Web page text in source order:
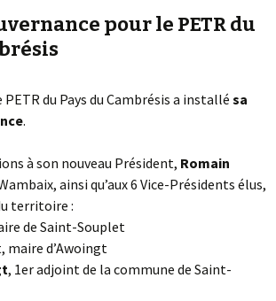
pour le PETR du
PETR du Pays du Cambrésis a installé sa
.
à son nouveau Président, Romain
ainsi qu’aux 6 Vice-Présidents élus,
territoire :
de Saint-Souplet
maire d’Awoingt
, 1er adjoint de la commune de Saint-